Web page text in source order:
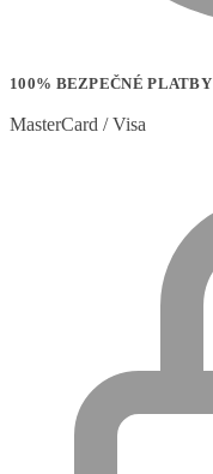
100% BEZPEČNÉ PLATBY
MasterCard / Visa